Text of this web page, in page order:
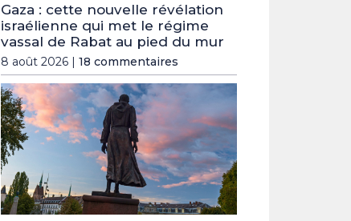
Gaza : cette nouvelle révélation
israélienne qui met le régime
vassal de Rabat au pied du mur
8 août 2026 | 18 commentaires